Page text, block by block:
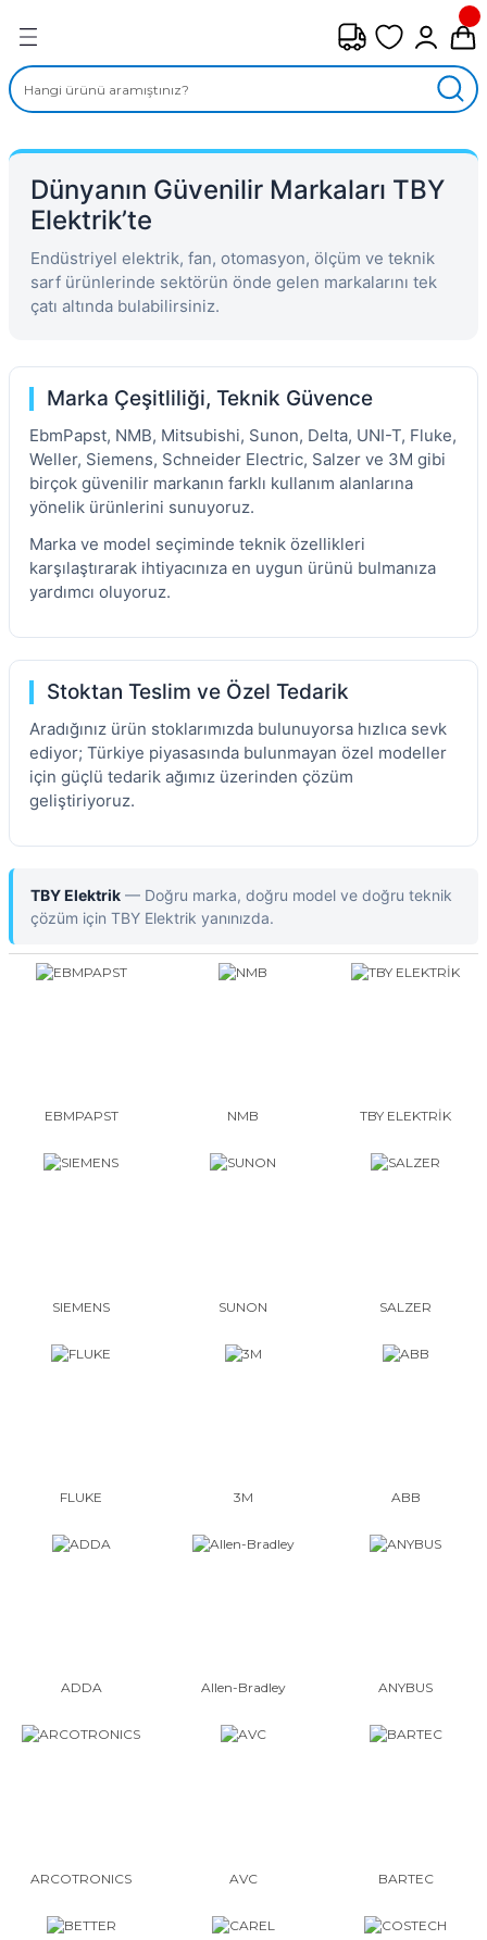
ÇEŞİTLERİ
FANLAR
FANLARI
FANLAR
FANLAR
Dünyanın Güvenilir Markaları TBY
Elektrik’te
Endüstriyel elektrik, fan, otomasyon, ölçüm ve teknik
sarf ürünlerinde sektörün önde gelen markalarını tek
çatı altında bulabilirsiniz.
Marka Çeşitliliği, Teknik Güvence
EbmPapst, NMB, Mitsubishi, Sunon, Delta, UNI-T, Fluke,
Weller, Siemens, Schneider Electric, Salzer ve 3M gibi
birçok güvenilir markanın farklı kullanım alanlarına
yönelik ürünlerini sunuyoruz.
Marka ve model seçiminde teknik özellikleri
karşılaştırarak ihtiyacınıza en uygun ürünü bulmanıza
yardımcı oluyoruz.
Stoktan Teslim ve Özel Tedarik
Aradığınız ürün stoklarımızda bulunuyorsa hızlıca sevk
ediyor; Türkiye piyasasında bulunmayan özel modeller
için güçlü tedarik ağımız üzerinden çözüm
geliştiriyoruz.
TBY Elektrik — Doğru marka, doğru model ve doğru teknik
çözüm için TBY Elektrik yanınızda.
EBMPAPST NMB TBY ELEKTRİK
SIEMENS SUNON SALZER
FLUKE 3M ABB
ADDA Allen-Bradley ANYBUS
ARCOTRONICS AVC BARTEC